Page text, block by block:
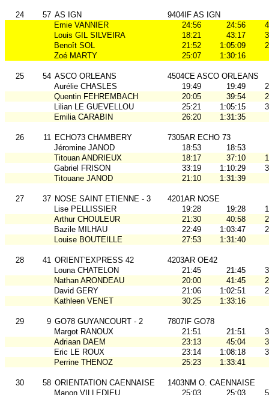
24 57 AS IGN
9404IF AS IGN
Emie VANNIER
24:56 24:56
Louis GIL SILVEIRA
18:21 43:17
Benoît SOL
21:52 1:05:09
Zoé MARTY
25:07 1:30:16
25 54 ASCO ORLEANS
4504CE ASCO ORLEANS
Aurélie CHASLES
19:49 19:49
Quentin FEHREMBACH
20:05 39:54
Lilian LE GUEVELLOU
25:21 1:05:15
Emilia CARABIN
26:20 1:31:35
26 11 ECHO73 CHAMBERY
7305AR ECHO 73
Jéromine JANOD
18:53
18:53
Titouan ANDRIEUX
18:17 37:10
Gabriel FRISON
33:19 1:10:29
Titouane JANOD
21:10 1:31:39
27 37 NOSE SAINT ETIENNE - 3
4201AR NOSE
Lise PELLISSIER
19:28 19:28
Arthur CHOULEUR
21:30 40:58
Bazile MILHAU
22:49 1:03:47
Louise BOUTEILLE
27:53 1:31:40
28 41 ORIENT'EXPRESS 42
4203AR OE42
Louna CHATELON
21:45 21:45
Nathan ARONDEAU
20:00 41:45
David GERY
21:06 1:02:51
Kathleen VENET
30:25 1:33:16
29 9 GO78 GUYANCOURT - 2
7807IF GO78
Margot RANOUX
21:51 21:51
Adriaan DAEM
23:13 45:04
Eric LE ROUX
23:14 1:08:18
Perrine THENOZ
25:23 1:33:41
30 58 ORIENTATION CAENNAISE
1403NM O. CAENNAISE
Manon VILLEDIEU
25:03 25:03